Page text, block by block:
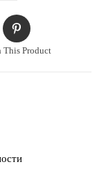
This Product